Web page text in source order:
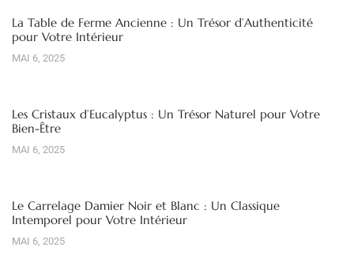
La Table de Ferme Ancienne : Un Trésor d’Authenticité
pour Votre Intérieur
MAI 6, 2025
Les Cristaux d’Eucalyptus : Un Trésor Naturel pour Votre
Bien-Être
MAI 6, 2025
Le Carrelage Damier Noir et Blanc : Un Classique
Intemporel pour Votre Intérieur
MAI 6, 2025